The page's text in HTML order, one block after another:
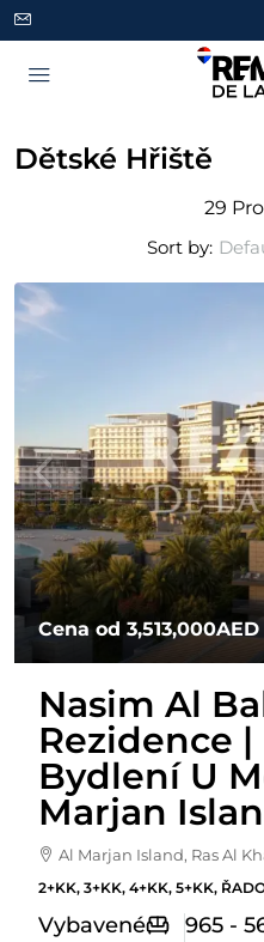
Dětské Hřiště
29
Sort by:
Cena od 3,513,000AED
Nasim Al
Rezidence
Bydlení U
Marjan
Al Marjan Island, Ras Al
2+KK, 3+KK, 4+KK, 5+KK,
Vybavené 965 -